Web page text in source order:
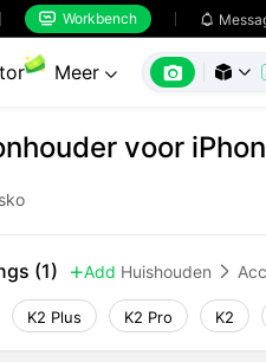
 Workbench 
Meer    
voor
(1) Add Huishouden 
K2 Plus K2 Pro K2